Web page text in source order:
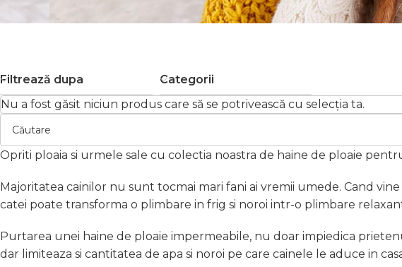
Filtrează dupa
Categorii
Nu a fost găsit niciun produs care să se potrivească cu selecția ta.
Opriti ploaia si urmele sale cu colectia noastra de haine de ploaie
Majoritatea cainilor nu sunt tocmai mari fani ai vremii umede. Cand
catei poate transforma o plimbare in frig si noroi intr-o plimbare
Purtarea unei haine de ploaie impermeabile, nu doar impiedica
dar limiteaza si cantitatea de apa si noroi pe care cainele le aduce in